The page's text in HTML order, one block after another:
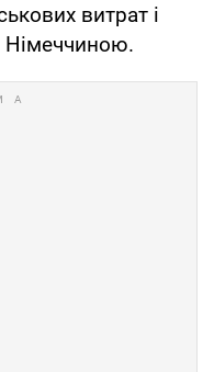
витрат і
Німеччиною.